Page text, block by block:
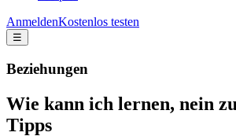
AnmeldenKostenlos testen
☰
Beziehungen
Wie kann ich lernen, nein
Tipps